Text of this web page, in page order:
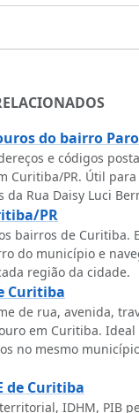
do bairro
e códigos
Curitiba/PR. Útil para
da Rua Daisy Luci
PR
bairros de Curitiba.
do município e
região da cidade.
Curitiba
de rua, avenida,
em Curitiba.
no mesmo
de Curitiba
IDHM, PIB